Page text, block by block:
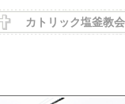
カトリック塩釜教